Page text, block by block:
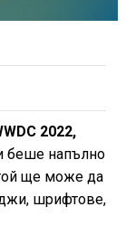
2022,
беше напълно
ще може да
шрифтове,